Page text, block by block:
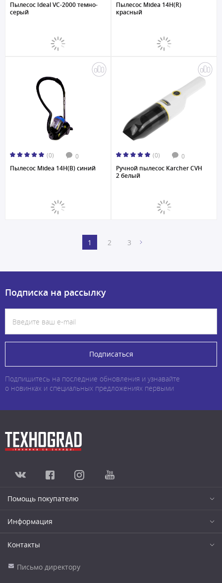
Пылесос Ideal VC-2000 темно-
серый
Пылесос Midea 14H(R)
красный
(0) 0
Пылесос Midea 14H(B) синий
(0) 0
Ручной пылесос Karcher CVH
2 белый
1 2 3
Подписка на рассылку
Подписаться
Подпишитесь на последние обновления и узнавайте
о новинках и специальных предложениях первыми
Помощь покупателю
Информация
Контакты
Письмо директору